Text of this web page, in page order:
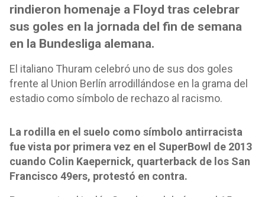
rindieron homenaje a Floyd tras celebrar
sus goles en la jornada del fin de semana
en la Bundesliga alemana.
El italiano Thuram celebró uno de sus dos goles
frente al Union Berlín arrodillándose en la grama del
estadio como símbolo de rechazo al racismo.
La rodilla en el suelo como símbolo antirracista
fue vista por primera vez en el SuperBowl de 2013
cuando Colin Kaepernick, quarterback de los San
Francisco 49ers, protestó en contra.